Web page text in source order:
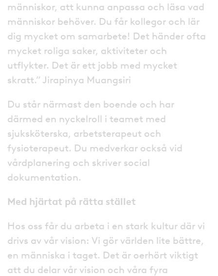
människor, att kunna anpassa och läsa vad
människor behöver. Du får kollegor och lär
dig mycket om samarbete! Det händer ofta
mycket roliga saker, aktiviteter och
utflykter. Det är ett jobb med mycket
skratt.” Jirapinya Muangsiri
Du står närmast den boende och har
därmed en nyckelroll i teamet med
sjuksköterska, arbetsterapeut och
fysioterapeut. Du medverkar också vid
vårdplanering och skriver social
dokumentation.
Med hjärtat på rätta stället
Hos oss får du arbeta i en stark kultur där vi
drivs av vår vision: Vi gör världen lite bättre,
en människa i taget. Det är oerhört viktigt
att du delar vår vision och våra fyra